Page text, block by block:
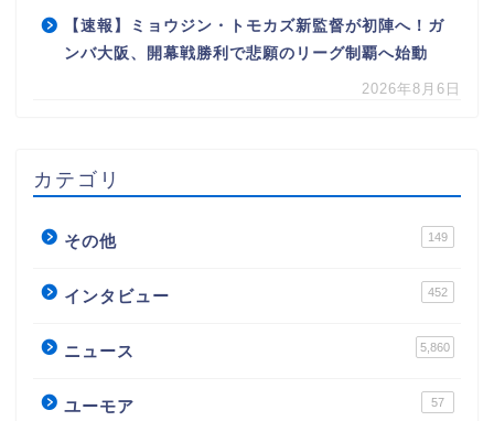
【速報】ミョウジン・トモカズ新監督が初陣へ！ガ
ンバ大阪、開幕戦勝利で悲願のリーグ制覇へ始動
2026年8月6日
カテゴリ
その他 149
インタビュー 452
ニュース 5,860
ユーモア 57